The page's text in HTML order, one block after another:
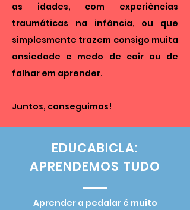
as idades, com experiências
traumáticas na infância, ou que
simplesmente trazem consigo muita
ansiedade e medo de cair ou de
falhar em aprender.
Juntos, conseguimos!
EDUCABICLA:
APRENDEMOS TUDO
Aprender a pedalar é muito